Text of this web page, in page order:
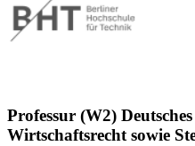
Professur (W2)
Wirtschaftsrecht sowie